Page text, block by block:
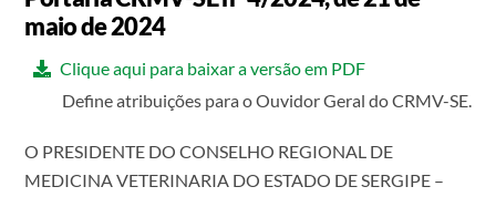
maio de 2024
Clique aqui para baixar a versão em PDF
Define atribuições para o Ouvidor Geral do CRMV-SE.
O PRESIDENTE DO CONSELHO REGIONAL DE
MEDICINA VETERINARIA DO ESTADO DE SERGIPE –